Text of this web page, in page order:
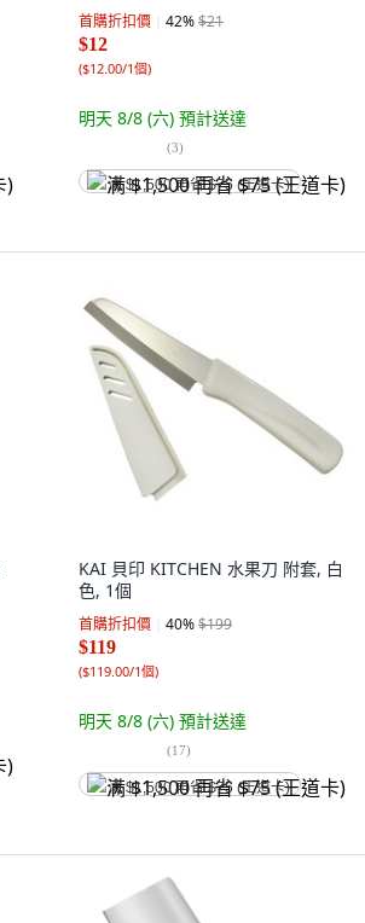
首購折扣價 42%$21
$12
($12.00/1個)
明天 8/8 (六) 預計送達
(3)
满 $1,500 再省 $75 (王道卡)
KAI 貝印 KITCHEN 水果刀 附套, 白
色, 1個
首購折扣價 40%$199
$119
($119.00/1個)
明天 8/8 (六) 預計送達
(17)
满 $1,500 再省 $75 (王道卡)